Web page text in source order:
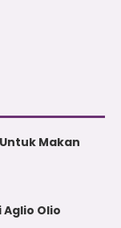
Makan
Olio